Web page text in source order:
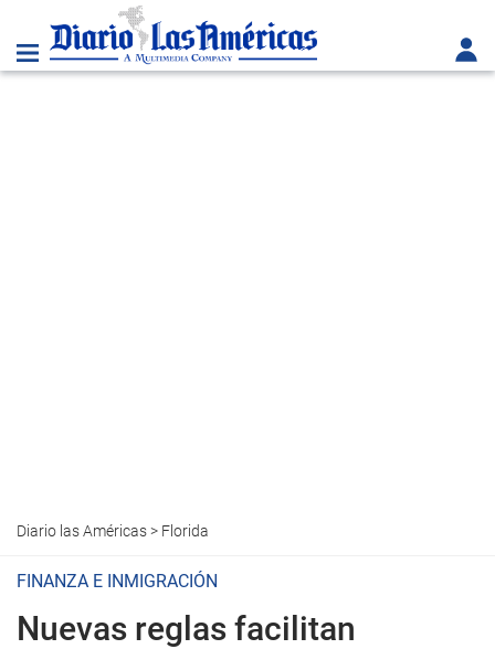
Diario las Américas> Florida
FINANZA E INMIGRACIÓN
Nuevas reglas facilitan